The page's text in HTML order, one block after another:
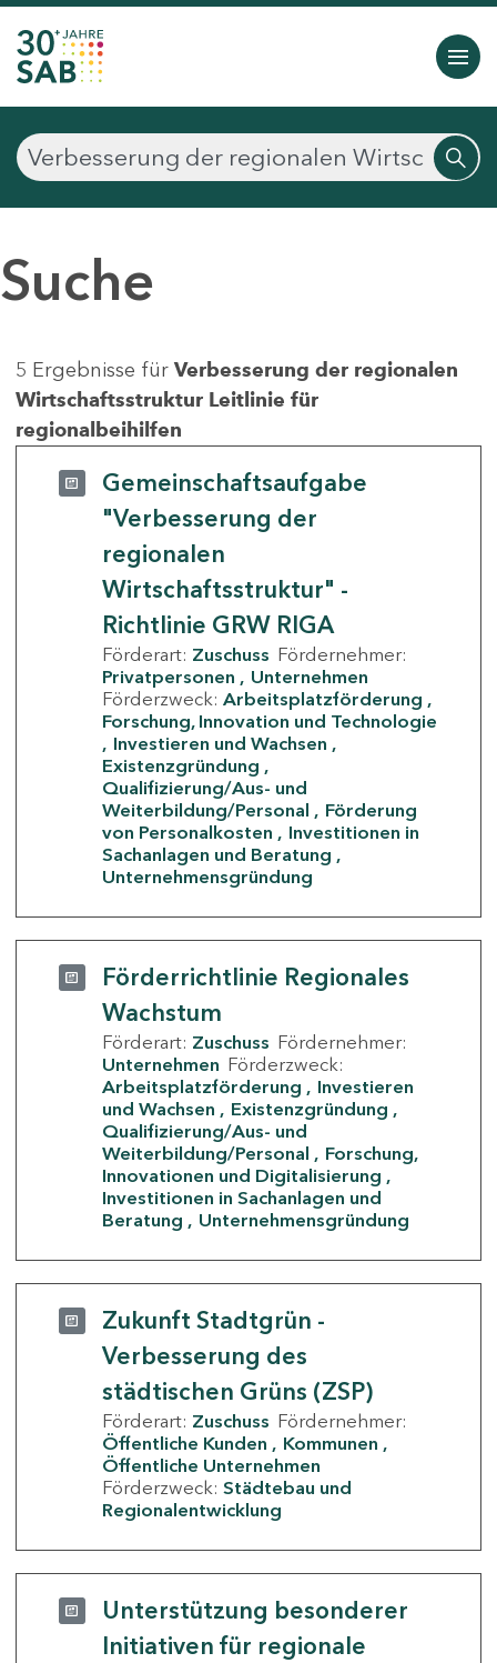
Suche
5 Ergebnisse für Verbesserung der regionalen
Wirtschaftsstruktur Leitlinie für
regionalbeihilfen
Gemeinschaftsaufgabe
"Verbesserung der
regionalen
Wirtschaftsstruktur" -
Richtlinie GRW RIGA
Förderart: Zuschuss Fördernehmer:
Privatpersonen
Unternehmen
Förderzweck: Arbeitsplatzförderung
Forschung, Innovation und Technologie
Investieren und Wachsen
Existenzgründung
Qualifizierung/Aus- und
Weiterbildung/Personal
Förderung
von Personalkosten
Investitionen in
Sachanlagen und Beratung
Unternehmensgründung
Förderrichtlinie Regionales
Wachstum
Förderart: Zuschuss Fördernehmer:
Unternehmen Förderzweck:
Arbeitsplatzförderung
Investieren
und Wachsen
Existenzgründung
Qualifizierung/Aus- und
Weiterbildung/Personal
Forschung,
Innovationen und Digitalisierung
Investitionen in Sachanlagen und
Beratung
Unternehmensgründung
Zukunft Stadtgrün -
Verbesserung des
städtischen Grüns (ZSP)
Förderart: Zuschuss Fördernehmer:
Öffentliche Kunden
Kommunen
Öffentliche Unternehmen
Förderzweck: Städtebau und
Regionalentwicklung
Unterstützung besonderer
Initiativen für regionale